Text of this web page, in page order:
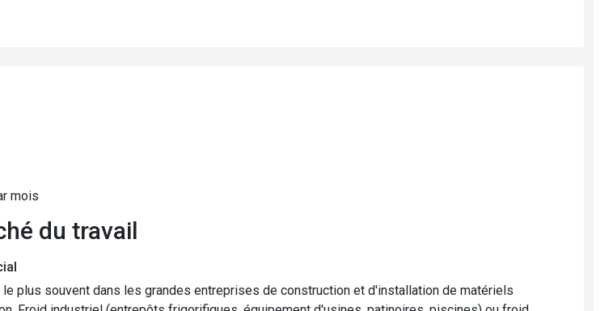
mois
du travail
plus souvent dans les grandes entreprises de construction et d'installation de matériels